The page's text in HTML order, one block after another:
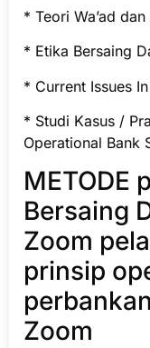
* Teori Wa’ad
* Etika Bersaing
* Current Issues
* Studi Kasus /
Operational Bank
METODE
Bersaing
Zoom
prinsip
Zoom